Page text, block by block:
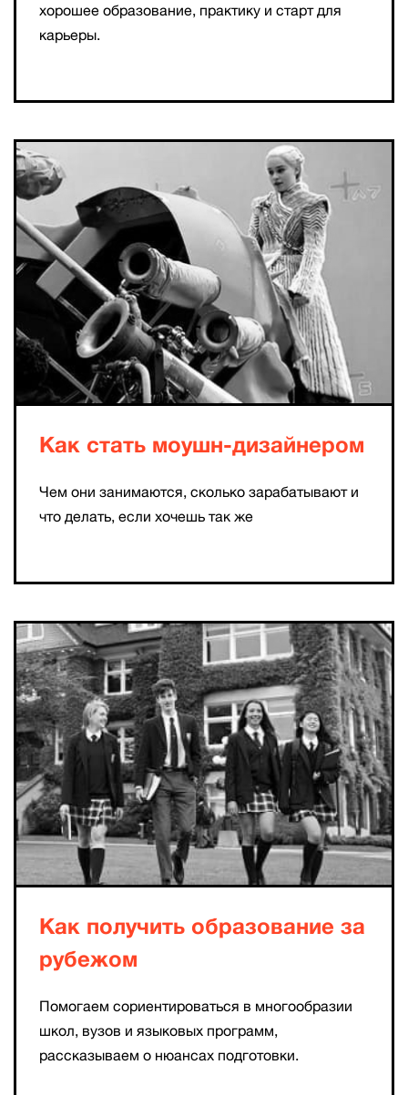
хорошее образование, практику и старт для
карьеры.
Как стать моушн-дизайнером
Чем они занимаются, сколько зарабатывают и
что делать, если хочешь так же
Как получить образование за
рубежом
Помогаем сориентироваться в многообразии
школ, вузов и языковых программ,
рассказываем о нюансах подготовки.